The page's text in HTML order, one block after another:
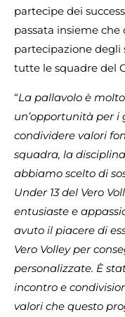
partecipe dei
passata insieme
partecipazione degli
tutte le squadre del
“La pallavolo è
un’opportunità per i
condividere valori
squadra, la
abbiamo scelto di
Under 13 del Vero
entusiaste e
avuto il piacere di
Vero Volley per
personalizzate. È
incontro e
valori che questo